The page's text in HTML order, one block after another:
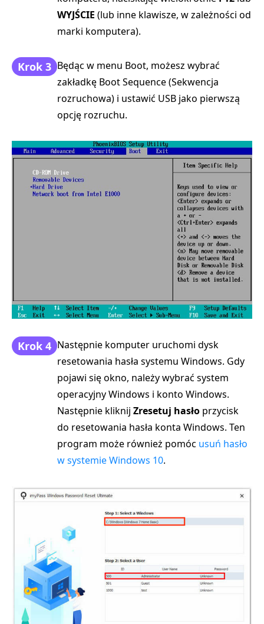
WYJŚCIE (lub inne klawisze, w zależności od
marki komputera).
Krok 3 Będąc w menu Boot, możesz wybrać
zakładkę Boot Sequence (Sekwencja
rozruchowa) i ustawić USB jako pierwszą
opcję rozruchu.
Krok 4 Następnie komputer uruchomi dysk
resetowania hasła systemu Windows. Gdy
pojawi się okno, należy wybrać system
operacyjny Windows i konto Windows.
Następnie kliknij Zresetuj hasło przycisk
do resetowania hasła konta Windows. Ten
program może również pomóc usuń hasło
w systemie Windows 10.